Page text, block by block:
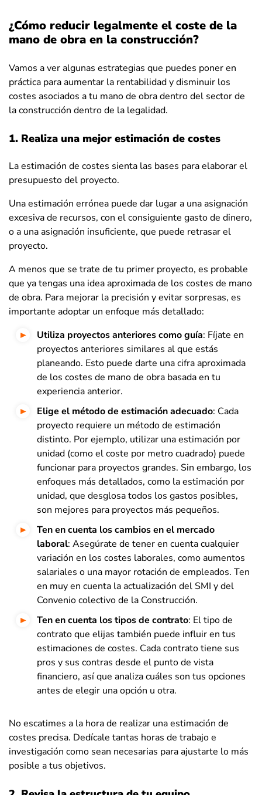
¿Cómo reducir legalmente el coste de la
mano de obra en la construcción?
Vamos a ver algunas estrategias que puedes poner en
práctica para aumentar la rentabilidad y disminuir los
costes asociados a tu mano de obra dentro del sector de
la construcción dentro de la legalidad.
1. Realiza una mejor estimación de costes
La estimación de costes sienta las bases para elaborar el
presupuesto del proyecto.
Una estimación errónea puede dar lugar a una asignación
excesiva de recursos, con el consiguiente gasto de dinero,
o a una asignación insuficiente, que puede retrasar el
proyecto.
A menos que se trate de tu primer proyecto, es probable
que ya tengas una idea aproximada de los costes de mano
de obra. Para mejorar la precisión y evitar sorpresas, es
importante adoptar un enfoque más detallado:
Utiliza proyectos anteriores como guía: Fíjate en
proyectos anteriores similares al que estás
planeando. Esto puede darte una cifra aproximada
de los costes de mano de obra basada en tu
experiencia anterior.
Elige el método de estimación adecuado: Cada
proyecto requiere un método de estimación
distinto. Por ejemplo, utilizar una estimación por
unidad (como el coste por metro cuadrado) puede
funcionar para proyectos grandes. Sin embargo, los
enfoques más detallados, como la estimación por
unidad, que desglosa todos los gastos posibles,
son mejores para proyectos más pequeños.
Ten en cuenta los cambios en el mercado
laboral: Asegúrate de tener en cuenta cualquier
variación en los costes laborales, como aumentos
salariales o una mayor rotación de empleados. Ten
en muy en cuenta la actualización del SMI y del
Convenio colectivo de la Construcción.
Ten en cuenta los tipos de contrato: El tipo de
contrato que elijas también puede influir en tus
estimaciones de costes. Cada contrato tiene sus
pros y sus contras desde el punto de vista
financiero, así que analiza cuáles son tus opciones
antes de elegir una opción u otra.
No escatimes a la hora de realizar una estimación de
costes precisa. Dedícale tantas horas de trabajo e
investigación como sean necesarias para ajustarte lo más
posible a tus objetivos.